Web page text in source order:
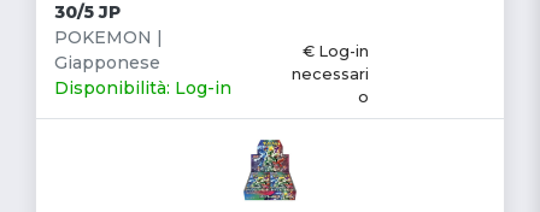
30/5 JP
POKEMON |
Giapponese
Disponibilità: Log-in
€ Log-in
necessari
o